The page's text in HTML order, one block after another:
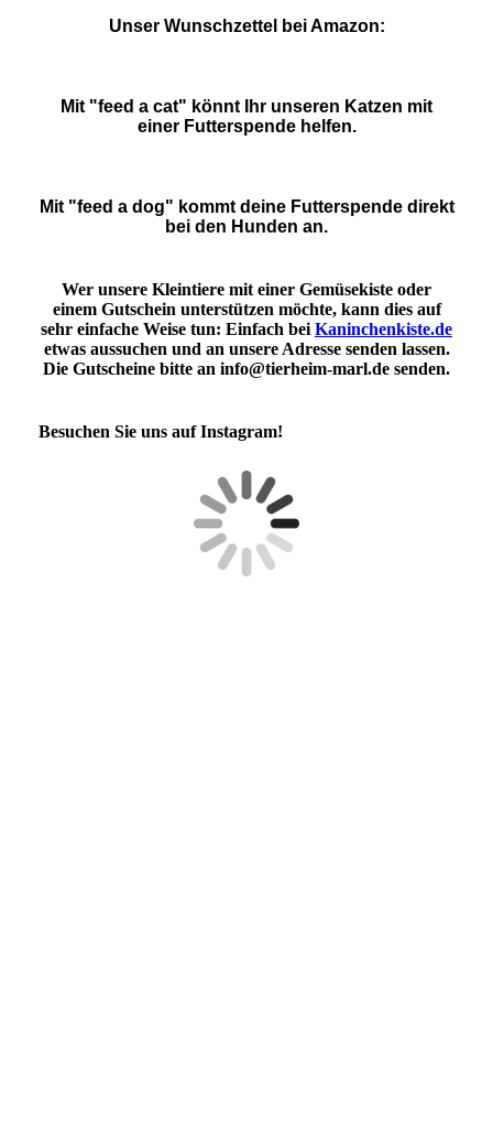
Unser Wunschzettel bei Amazon:
Mit "feed a cat" könnt Ihr unseren Katzen mit
einer Futterspende helfen.
Mit "feed a dog" kommt deine Futterspende direkt
bei den Hunden an.
Wer unsere Kleintiere mit einer Gemüsekiste oder
einem Gutschein unterstützen möchte, kann dies auf
sehr einfache Weise tun: Einfach bei Kaninchenkiste.de
etwas aussuchen und an unsere Adresse senden lassen.
Die Gutscheine bitte an info@tierheim-marl.de senden.
Besuchen Sie uns auf Instagram!